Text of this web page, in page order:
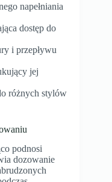
napełniania
dostęp do
i przepływu
jej
różnych stylów
podnosi
dozowanie